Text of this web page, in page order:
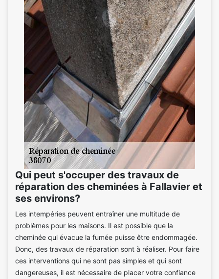
Qui peut s'occuper des travaux de
réparation des cheminées à Fallavier et
ses environs?
Les intempéries peuvent entraîner une multitude de
problèmes pour les maisons. Il est possible que la
cheminée qui évacue la fumée puisse être endommagée.
Donc, des travaux de réparation sont à réaliser. Pour faire
ces interventions qui ne sont pas simples et qui sont
dangereuses, il est nécessaire de placer votre confiance